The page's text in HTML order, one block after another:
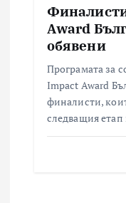
Award
обявени
Програмата за
Impact Award
финалисти,
следващия